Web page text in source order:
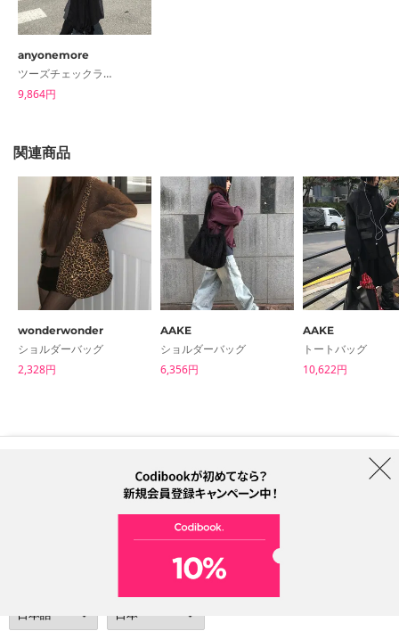
anyonemore
ツーズチェックラップストリングレイヤードスカート
9,864円
関連商品
wonderwonder
ショルダーバッグ
2,328円
AAKE
ショルダーバッグ
6,356円
AAKE
トートバッグ
10,622円
配送について
電話番号：05068838012 (月-金 1PM ~ 5PM)
電子メールアドレス：help@codibook.net
所在地：A-301, 114, Gasan digital 2-ro, Geumcheon-gu, Seoul